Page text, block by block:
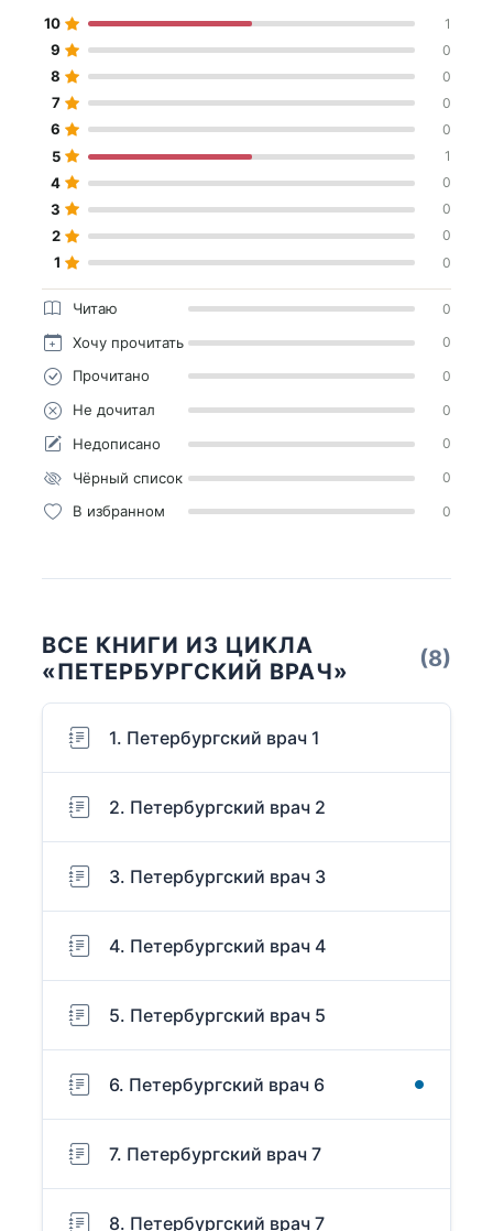
10 1
9 0
8 0
7 0
6 0
5 1
4 0
3 0
2 0
1 0
Читаю 0
Хочу прочитать 0
Прочитано 0
Не дочитал 0
Недописано 0
Чёрный список 0
В избранном 0
ВСЕ КНИГИ ИЗ ЦИКЛА
«ПЕТЕРБУРГСКИЙ ВРАЧ»
(8)
1. Петербургский врач 1
2. Петербургский врач 2
3. Петербургский врач 3
4. Петербургский врач 4
5. Петербургский врач 5
6. Петербургский врач 6
7. Петербургский врач 7
8. Петербургский врач 7